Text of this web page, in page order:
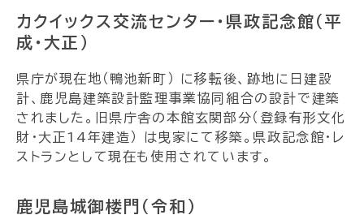
カクイックス交流センター・県政記念館（平
成・大正）
県庁が現在地（鴨池新町） に移転後、跡地に日建設
計、鹿児島建築設計監理事業協同組合の設計で建築
されました。旧県庁舎の本館玄関部分（登録有形文化
財・大正14年建造） は曳家にて移築。県政記念館・レ
ストランとして現在も使用されています。
鹿児島城御楼門（令和）